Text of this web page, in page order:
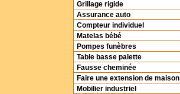
Grillage rigide
Assurance auto
Compteur individuel
Matelas bébé
Pompes funèbres
Table basse palette
Fausse cheminée
Faire une extension de maison
Mobilier industriel